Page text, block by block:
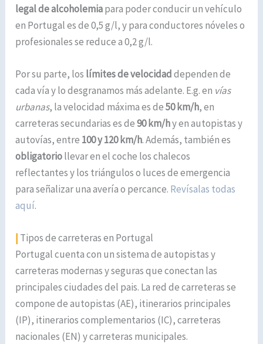
legal de alcoholemiapara poder conducir un vehículo
en Portugal es de 0,5 g/l, y para conductores nóveles o
profesionales se reduce a 0,2 g/l.
Por su parte, los límites de velocidaddependen de
cada vía y lo desgranamos más adelante. E.g. en vías
urbanas, la velocidad máxima es de50 km/h, en
carreteras secundarias es de90 km/hy en autopistas y
autovías, entre 100 y 120 km/h. Además, también es
obligatoriollevar en el coche los chalecos
reflectantes y los triángulos o luces de emergencia
para señalizar una avería o percance. Revísalas todas
aquí.
| Tipos de carreteras en Portugal
Portugal cuenta con un sistema de autopistas y
carreteras modernas y seguras que conectan las
principales ciudades del pais. La red de carreteras se
compone de autopistas (AE), itinerarios principales
(IP), itinerarios complementarios (IC), carreteras
nacionales (EN) y carreteras municipales.